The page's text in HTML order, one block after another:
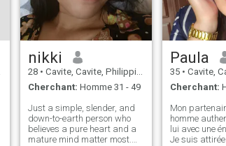
nikki
28 • Cavite, Cavite, Philippines
Cherchant: Homme 31 - 49
Just a simple, slender, and
down-to-earth person who
believes a pure heart and a
mature mind matter most.
Paula
35 • Cavite,
Cherchant:
Mon
homme
lui avec une
Je suis